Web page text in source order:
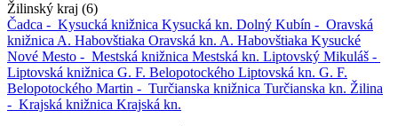
Žilinský kraj (6)
Čadca - Kysucká knižnica Kysucká kn. Dolný Kubín - Oravská
knižnica A. Habovštiaka Oravská kn. A. Habovštiaka Kysucké
Nové Mesto - Mestská knižnica Mestská kn. Liptovský Mikuláš -
Liptovská knižnica G. F. Belopotockého Liptovská kn. G. F.
Belopotockého Martin - Turčianska knižnica Turčianska kn. Žilina
- Krajská knižnica Krajská kn.